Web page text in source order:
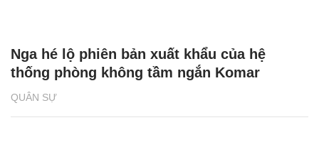
QUÂN SỰ
Nga hé lộ phiên bản xuất khẩu của hệ
thống phòng không tầm ngắn Komar